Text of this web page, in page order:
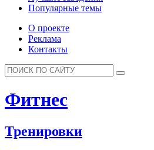
Популярные темы
О проекте
Реклама
Контакты
Фитнес
Тренировки